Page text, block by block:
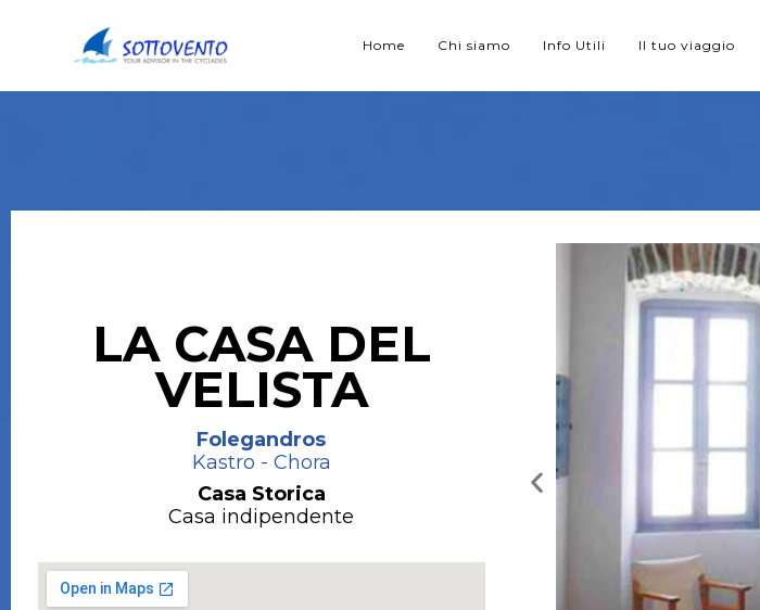
Home Chi siamo Info Utili Il tuo viaggio
LA CASA DEL
VELISTA
Folegandros
Kastro - Chora
Casa Storica
Casa indipendente